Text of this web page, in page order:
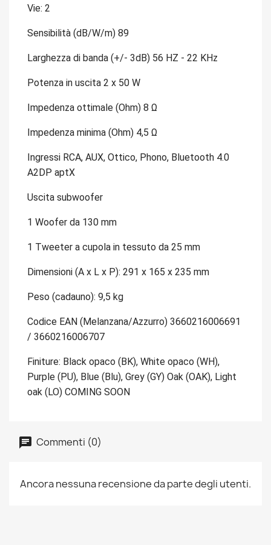
Vie: 2
Sensibilità (dB/W/m) 89
Larghezza di banda (+/- 3dB) 56 HZ - 22 KHz
Potenza in uscita 2 x 50 W
Impedenza ottimale (Ohm) 8 Ω
Impedenza minima (Ohm) 4,5 Ω
Ingressi RCA, AUX, Ottico, Phono, Bluetooth 4.0
A2DP aptX
Uscita subwoofer
1 Woofer da 130 mm
1 Tweeter a cupola in tessuto da 25 mm
Dimensioni (A x L x P): 291 x 165 x 235 mm
Peso (cadauno): 9,5 kg
Codice EAN (Melanzana/Azzurro) 3660216006691
/ 3660216006707
Finiture: Black opaco (BK), White opaco (WH),
Purple (PU), Blue (Blu), Grey (GY) Oak (OAK), Light
oak (LO) COMING SOON
Commenti (0)
Ancora nessuna recensione da parte degli utenti.